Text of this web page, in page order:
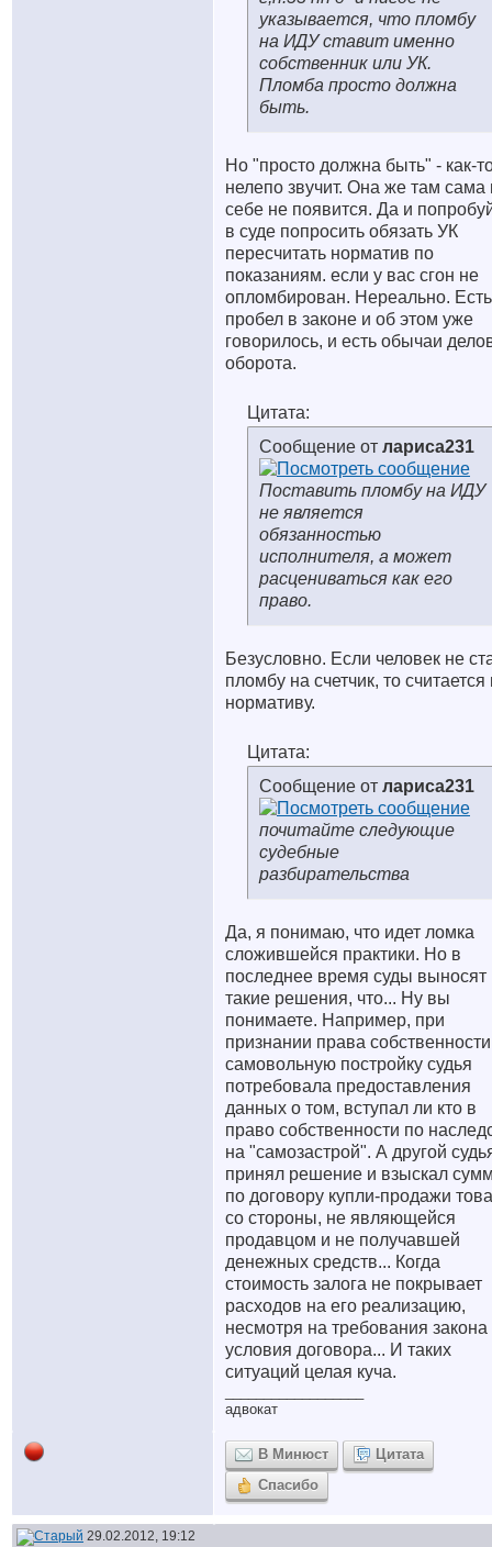
указывается, что пломбу
на ИДУ ставит именно
собственник или УК.
Пломба просто должна
быть.
Но "просто должна быть" - как-
нелепо звучит. Она же там сама
себе не появится. Да и
в суде попросить обязать УК
пересчитать норматив по
показаниям. если у вас сгон не
опломбирован. Нереально. Есть
пробел в законе и об этом уже
говорилось, и есть обычаи
оборота.
Цитата:
Сообщение от лариса231
Поставить пломбу на ИДУ
не является
обязанностью
исполнителя, а может
расцениваться как его
право.
Безусловно. Если человек не
пломбу на счетчик, то считается
нормативу.
Цитата:
Сообщение от лариса231
почитайте следующие
судебные
разбирательства
Да, я понимаю, что идет ломка
сложившейся практики. Но в
последнее время суды выносят
такие решения, что... Ну вы
понимаете. Например, при
признании права
самовольную постройку судья
потребовала предоставления
данных о том, вступал ли кто в
право собственности по
на "самозастрой". А другой
принял решение и взыскал
по договору купли-продажи
со стороны, не являющейся
продавцом и не получавшей
денежных средств... Когда
стоимость залога не покрывает
расходов на его реализацию,
несмотря на требования закона
условия договора... И таких
ситуаций целая куча.
адвокат
В Минюст
Цитата
Спасибо
29.02.2012, 19:12